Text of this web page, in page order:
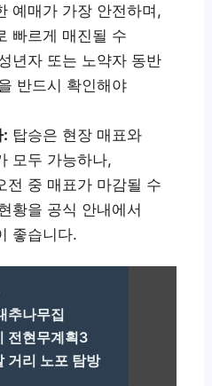
예매가 가장 안전하며,
빠르게 매진될 수
년자 또는 노약자 동반
반드시 확인해야
: 탑승은 현장 매표와
모두 가능하나,
전 중 매표가 마감될 수
황을 공식 안내에서
좋습니다.
추나무집
전현무계획3
거리 노포 탐방